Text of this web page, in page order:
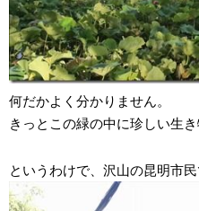
何だかよく分かりません。
きっとこの緑の中に珍しい生
というわけで、沢山の昆明市